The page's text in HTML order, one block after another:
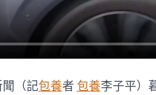
（記包養者 包養李子平）